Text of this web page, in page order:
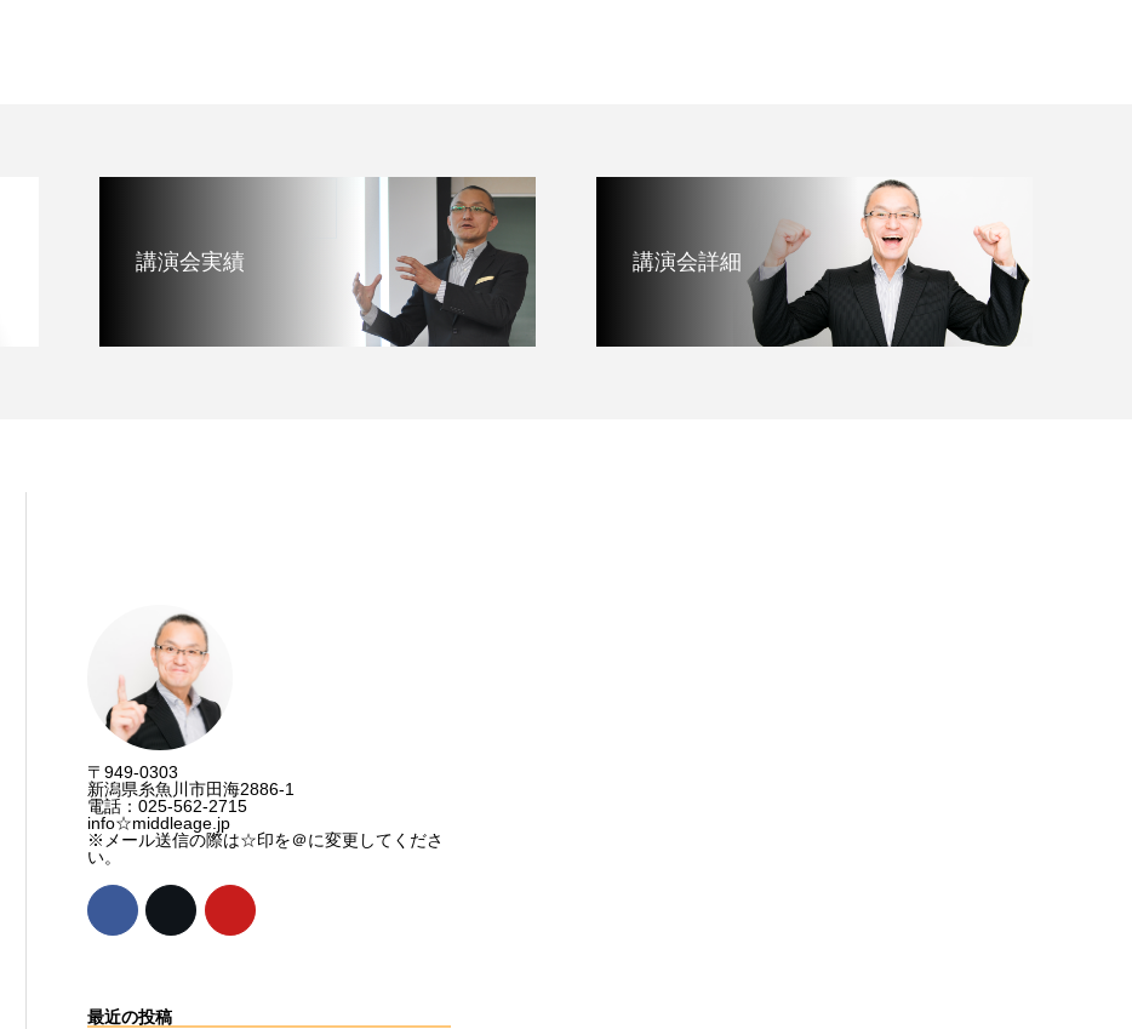
講演会実績 講演会詳細
〒949-0303
新潟県糸魚川市田海2886-1
電話：025-562-2715
info☆middleage.jp
※メール送信の際は☆印を＠に変更してくださ
い。
最近の投稿